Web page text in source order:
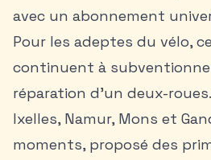
avec un abonnement
Pour les adeptes du vélo,
continuent à
réparation d’un deux-
Ixelles, Namur, Mons et
moments, proposé des